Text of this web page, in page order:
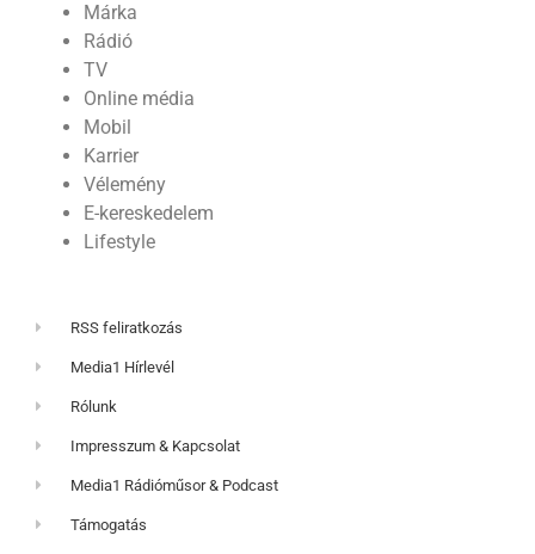
Márka
Rádió
TV
Online média
Mobil
Karrier
Vélemény
E-kereskedelem
Lifestyle
RSS feliratkozás
Media1 Hírlevél
Rólunk
Impresszum & Kapcsolat
Media1 Rádióműsor & Podcast
Támogatás